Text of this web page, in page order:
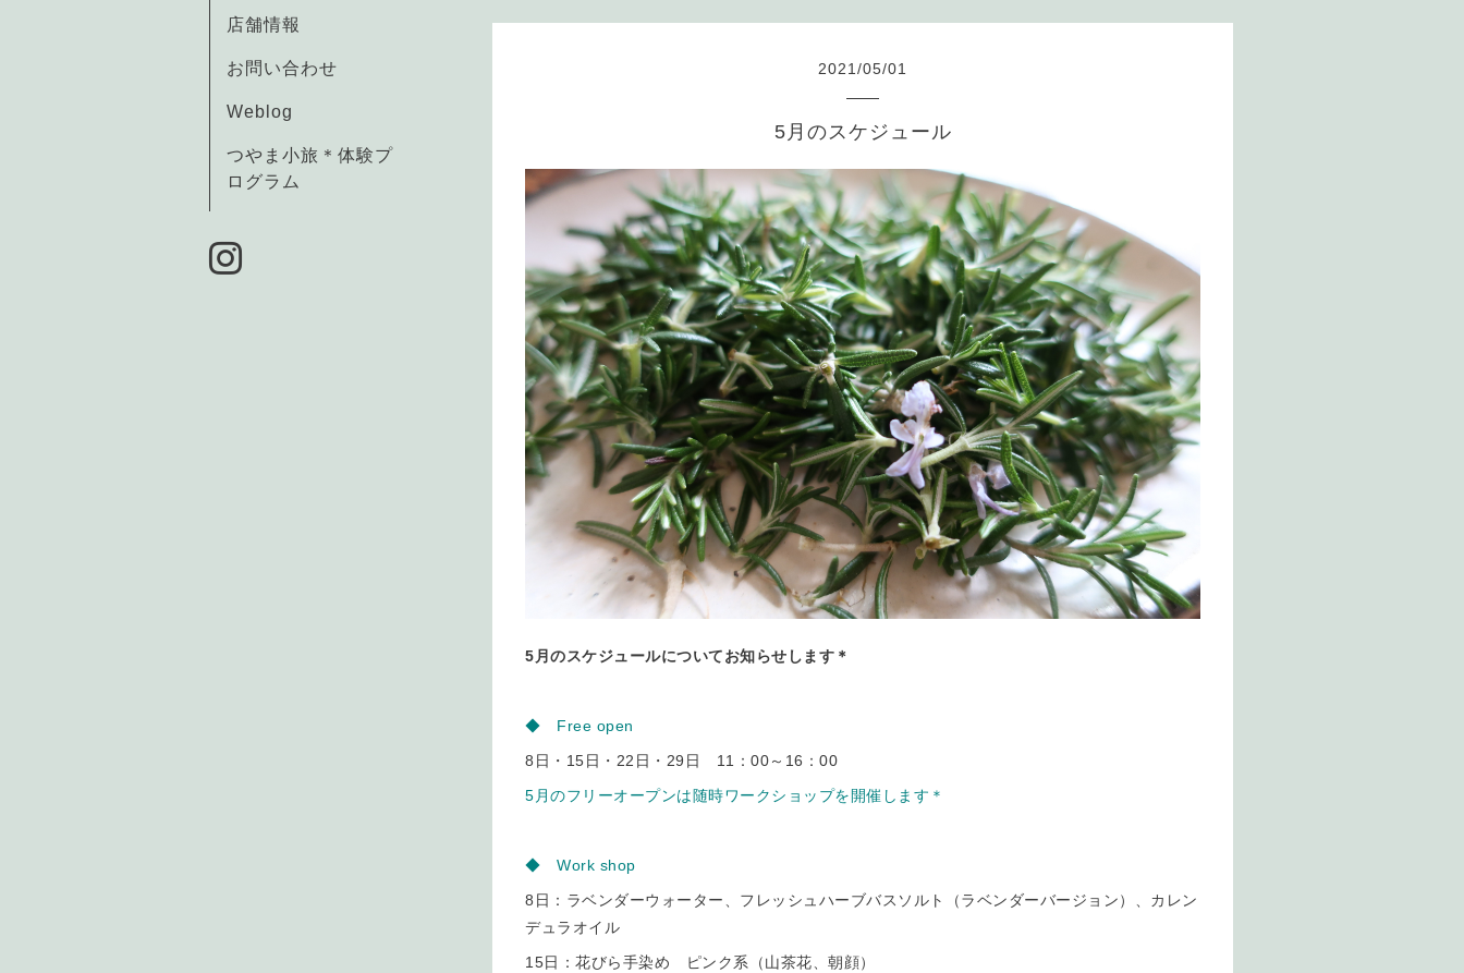
店舗情報
お問い合わせ
Weblog
つやま小旅＊体験プ
ログラム
2021 /05/01
5月のスケジュール
5月のスケジュールについてお知らせします＊
◆ Free open
8日・15日・22日・29日 11：00～16：00
5月のフリーオープンは随時ワークショップを開催します＊
◆ Work shop
8日：ラベンダーウォーター、フレッシュハーブバスソルト（ラベンダーバージョン）、カレン
デュラオイル
15日：花びら手染め ピンク系（山茶花、朝顔）